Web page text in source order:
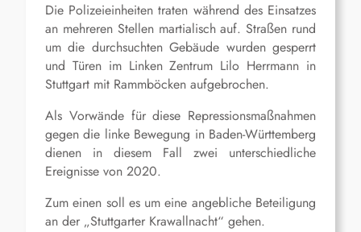
Die Polizeieinheiten traten während des Einsatzes
an mehreren Stellen martialisch auf. Straßen rund
um die durchsuchten Gebäude wurden gesperrt
und Türen im Linken Zentrum Lilo Herrmann in
Stuttgart mit Rammböcken aufgebrochen.
Als Vorwände für diese Repressionsmaßnahmen
gegen die linke Bewegung in Baden-Württemberg
dienen in diesem Fall zwei unterschiedliche
Ereignisse von 2020.
Zum einen soll es um eine angebliche Beteiligung
an der „Stuttgarter Krawallnacht“ gehen.